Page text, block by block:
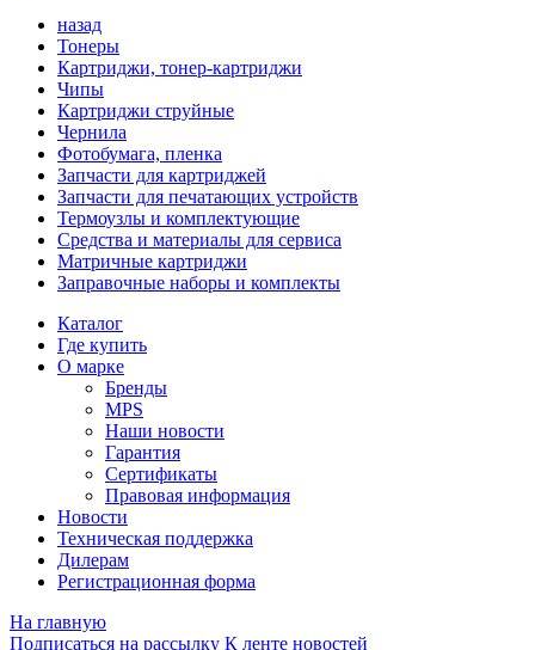
назад
Тонеры
Картриджи, тонер-картриджи
Чипы
Картриджи струйные
Чернила
Фотобумага, пленка
Запчасти для картриджей
Запчасти для печатающих устройств
Термоузлы и комплектующие
Средства и материалы для сервиса
Матричные картриджи
Заправочные наборы и комплекты
Каталог
Где купить
О марке
Бренды
MPS
Наши новости
Гарантия
Сертификаты
Правовая информация
Новости
Техническая поддержка
Дилерам
Регистрационная форма
На главную
Подписаться на рассылку К ленте новостей